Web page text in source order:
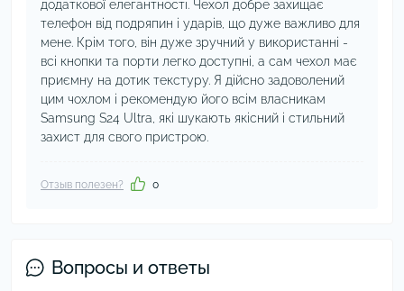
додаткової елегантності. Чехол добре захищає
телефон від подряпин і ударів, що дуже важливо для
мене. Крім того, він дуже зручний у використанні -
всі кнопки та порти легко доступні, а сам чехол має
приємну на дотик текстуру. Я дійсно задоволений
цим чохлом і рекомендую його всім власникам
Samsung S24 Ultra, які шукають якісний і стильний
захист для свого пристрою.
Отзыв полезен? 0
Вопросы и ответы